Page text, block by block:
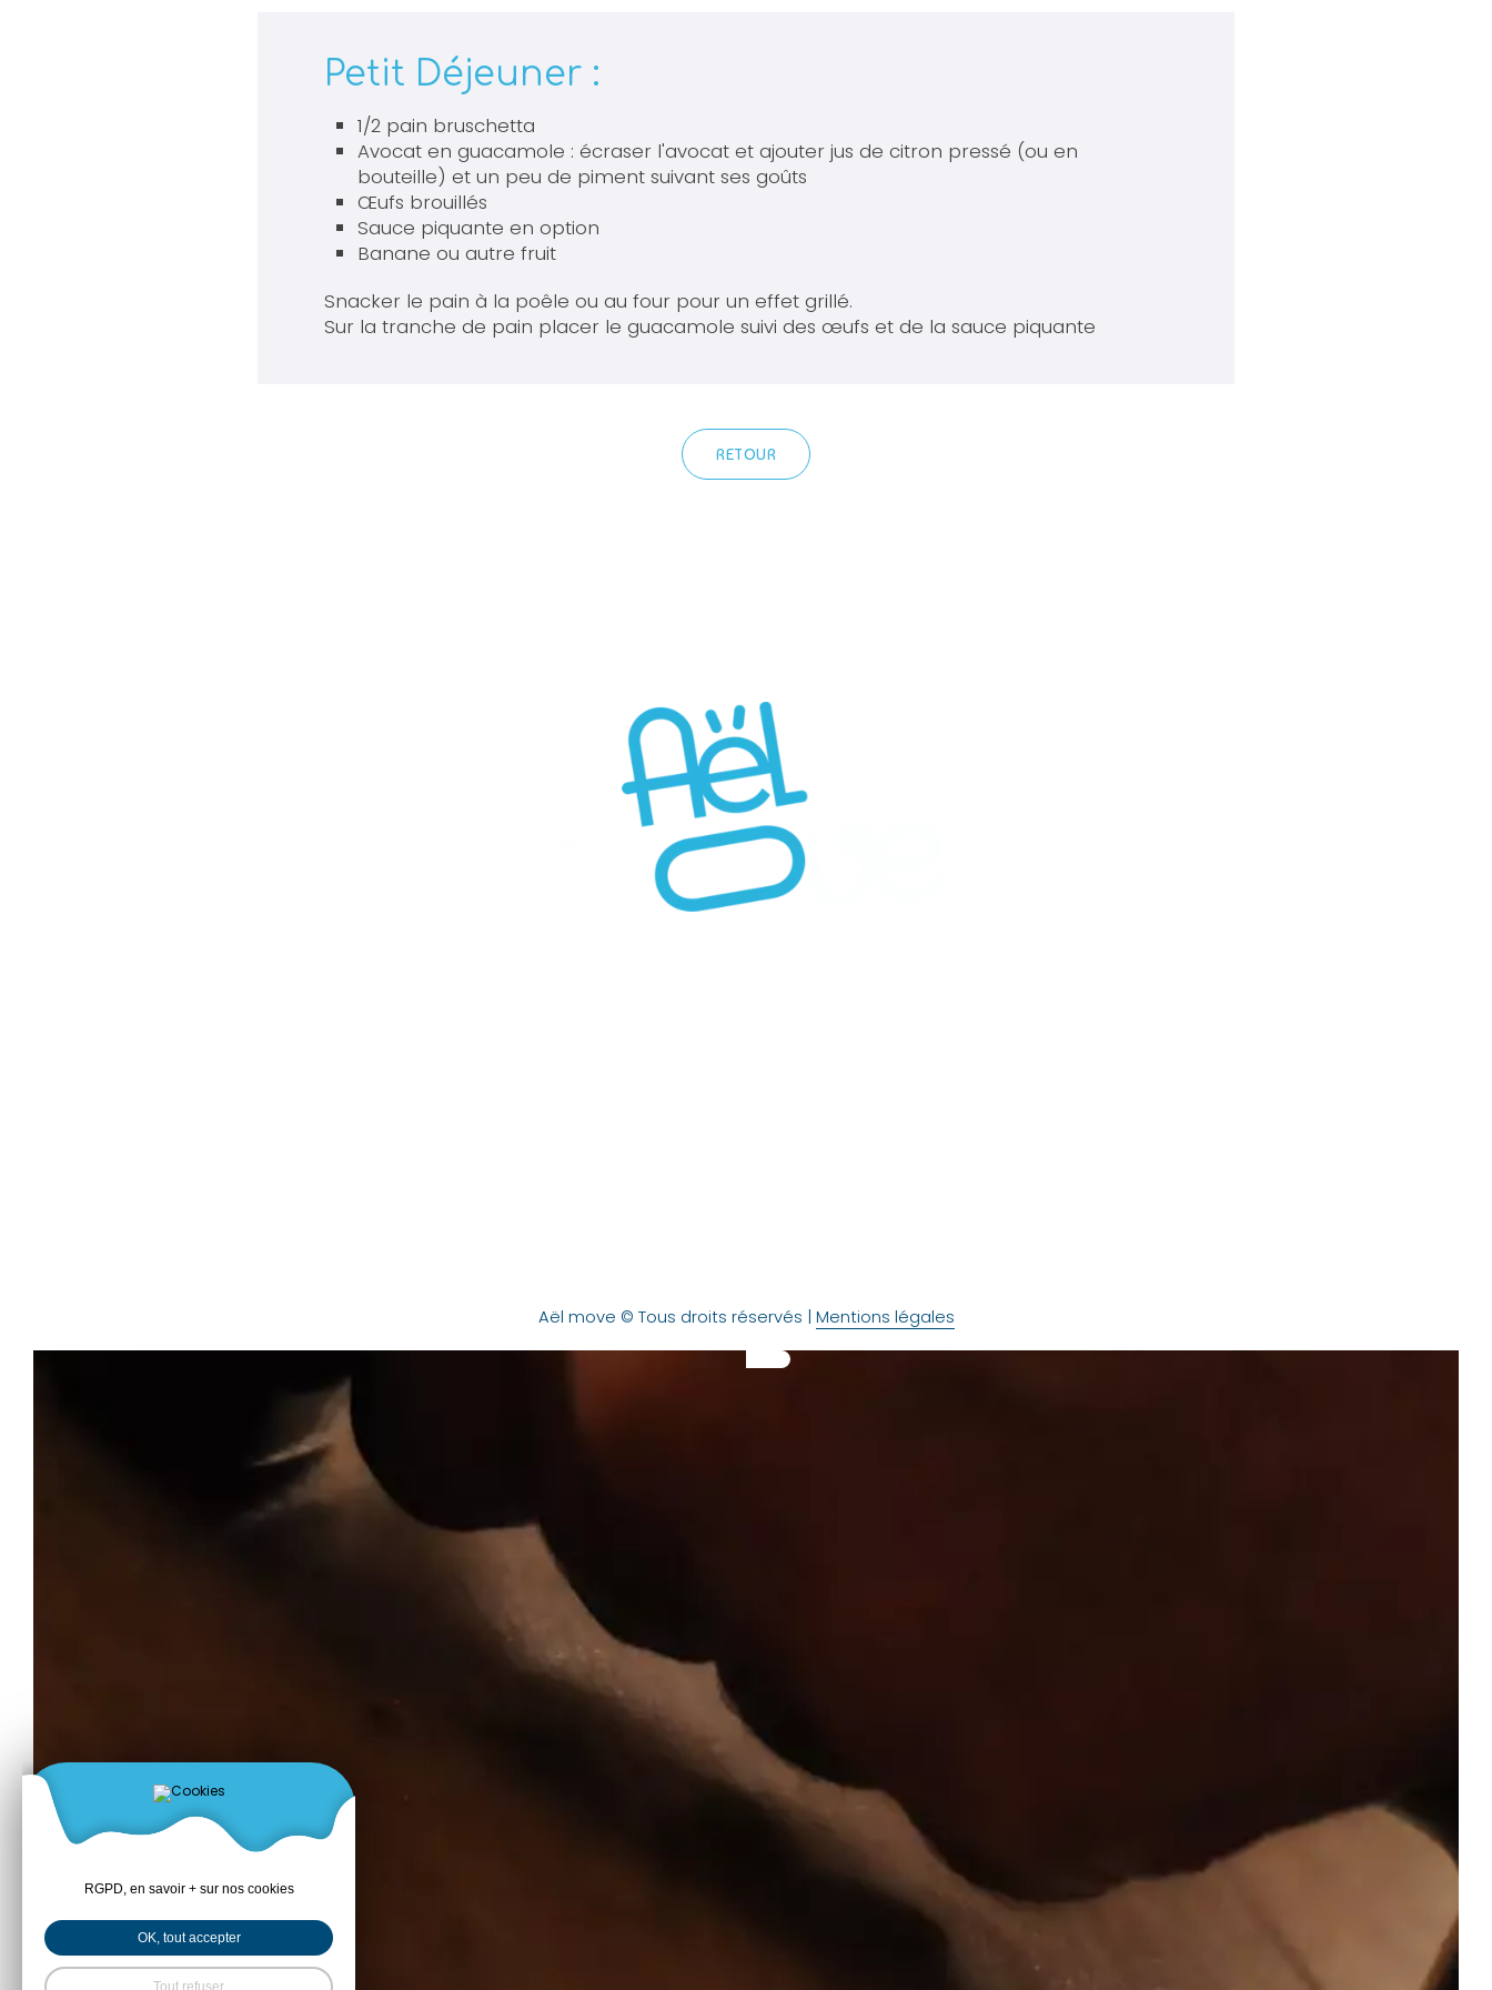
Petit Déjeuner :
1/2 pain bruschetta
Avocat en guacamole : écraser l'avocat et ajouter jus de citron pressé (ou en
bouteille) et un peu de piment suivant ses goûts
Œufs brouillés
Sauce piquante en option
Banane ou autre fruit
Snacker le pain à la poêle ou au four pour un effet grillé.
Sur la tranche de pain placer le guacamole suivi des œufs et de la sauce piquante
RETOUR
Aël move © Tous droits réservés | Mentions légales
RGPD, en savoir + sur nos cookies
OK, tout accepter
Tout refuser